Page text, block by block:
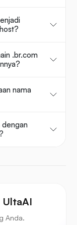
.br.com
nama
dengan
UltaAI
Anda.